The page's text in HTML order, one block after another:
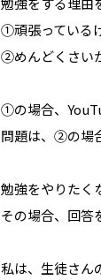
①頑張っている
②めんどくさい
①の場合、
問題は、②の場
勉強をやりたく
その場合、回答
私は、生徒さん